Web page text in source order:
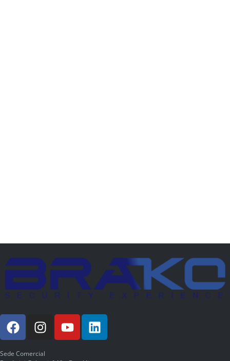
Sede Comercial